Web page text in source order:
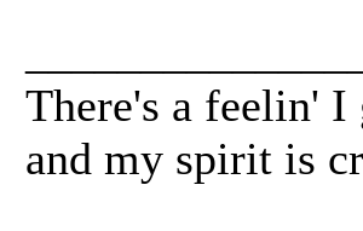
There's a feelin'
and my spirit is